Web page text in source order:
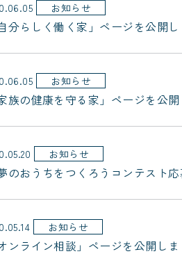
お知らせ
自分らしく働く家」ページを公開
お知らせ
家族の健康を守る家」ページを公
お知らせ
夢のおうちをつくろうコンテスト
お知らせ
オンライン相談」ページを公開し